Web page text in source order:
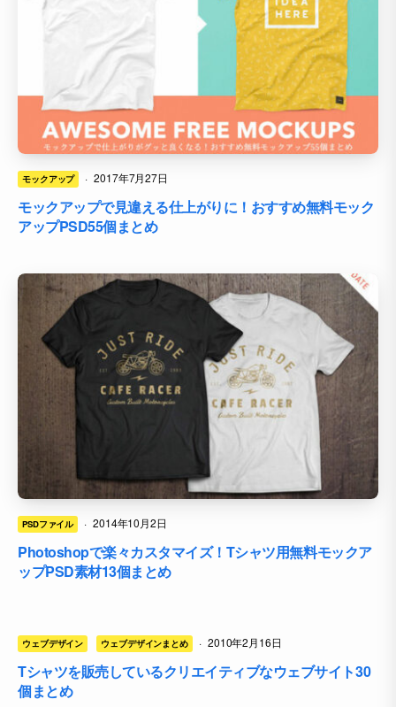
モックアップ · 2017年7月27日
モックアップで見違える仕上がりに！おすすめ無料モック
アップPSD55個まとめ
PSDファイル · 2014年10月2日
Photoshopで楽々カスタマイズ！Tシャツ用無料モックア
ップPSD素材13個まとめ
ウェブデザイン ウェブデザインまとめ · 2010年2月16日
Tシャツを販売しているクリエイティブなウェブサイト30
個まとめ